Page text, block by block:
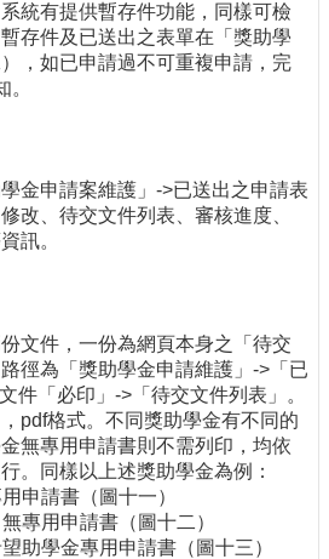
統有提供暫存件功能，同樣可檢
存件及已送出之表單在「獎助學
，如已申請過不可重複申請，完
金申請案維護」->已送出之申請表
改、待交文件列表、審核進度、
訊。
文件，一份為網頁本身之「待交
徑為「獎助學金申請維護」->「已
件「必印」->「待交文件列表」。
pdf格式。不同獎助學金有不同的
無專用申請書則不需列印，均依
。同樣以上述獎助學金為例：
申請書（圖十一）
專用申請書（圖十二）
助學金專用申請書（圖十三）